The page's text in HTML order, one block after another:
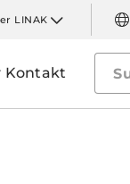
LINAK
Kontakt